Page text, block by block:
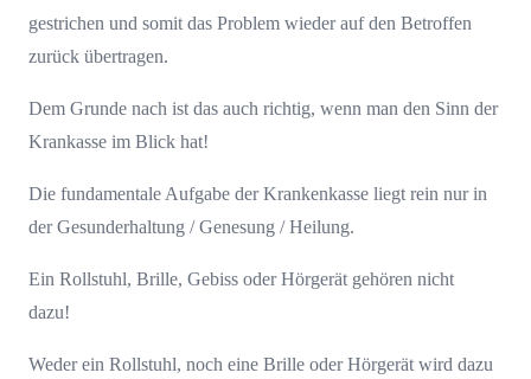
gestrichen und somit das Problem wieder auf den Betroffen
zurück übertragen.
Dem Grunde nach ist das auch richtig, wenn man den Sinn der
Krankasse im Blick hat!
Die fundamentale Aufgabe der Krankenkasse liegt rein nur in
der Gesunderhaltung / Genesung / Heilung.
Ein Rollstuhl, Brille, Gebiss oder Hörgerät gehören nicht
dazu!
Weder ein Rollstuhl, noch eine Brille oder Hörgerät wird dazu